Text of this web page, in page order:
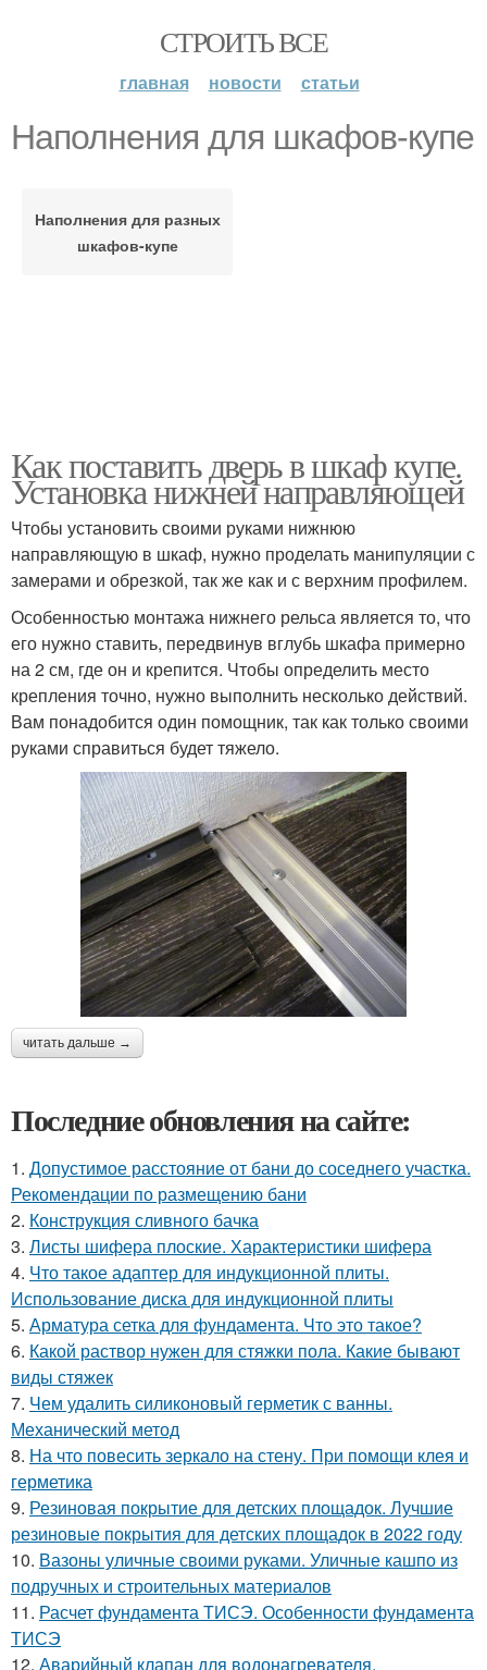
СТРОИТЬ ВСЕ
главная новости статьи
Наполнения для шкафов-купе
Наполнения для разных
шкафов-купе
Как поставить дверь в шкаф купе.
Установка нижней направляющей
Чтобы установить своими руками нижнюю
направляющую в шкаф, нужно проделать манипуляции с
замерами и обрезкой, так же как и с верхним профилем.
Особенностью монтажа нижнего рельса является то, что
его нужно ставить, передвинув вглубь шкафа примерно
на 2 см, где он и крепится. Чтобы определить место
крепления точно, нужно выполнить несколько действий.
Вам понадобится один помощник, так как только своими
руками справиться будет тяжело.
читать дальше →
Последние обновления на сайте:
1. Допустимое расстояние от бани до соседнего участка.
Рекомендации по размещению бани
2. Конструкция сливного бачка
3. Листы шифера плоские. Характеристики шифера
4. Что такое адаптер для индукционной плиты.
Использование диска для индукционной плиты
5. Арматура сетка для фундамента. Что это такое?
6. Какой раствор нужен для стяжки пола. Какие бывают
виды стяжек
7. Чем удалить силиконовый герметик с ванны.
Механический метод
8. На что повесить зеркало на стену. При помощи клея и
герметика
9. Резиновая покрытие для детских площадок. Лучшие
резиновые покрытия для детских площадок в 2022 году
10. Вазоны уличные своими руками. Уличные кашпо из
подручных и строительных материалов
11. Расчет фундамента ТИСЭ. Особенности фундамента
ТИСЭ
12. Аварийный клапан для водонагревателя.